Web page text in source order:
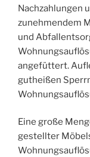
Nachzahlungen
zunehmendem
und
angefüttert.
gutheißen
Eine große
gestellter